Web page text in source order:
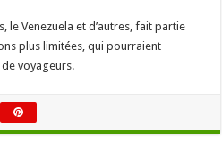
le Venezuela et d’autres, fait partie
plus limitées, qui pourraient
voyageurs.